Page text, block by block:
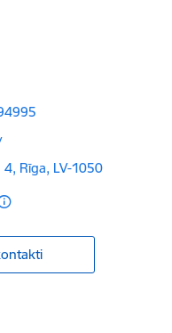
4, Rīga, LV-1050